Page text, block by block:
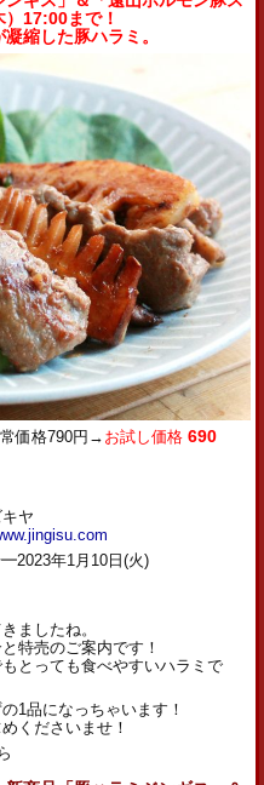
）17:00 まで！
縮した豚ハラミ。
価格790円→ お試し価格 690
ヤ
年1月10日(火)
ましたね。
特売のご案内です！
とっても食べやすいハラミで
1品になっちゃいます！
くださいませ！